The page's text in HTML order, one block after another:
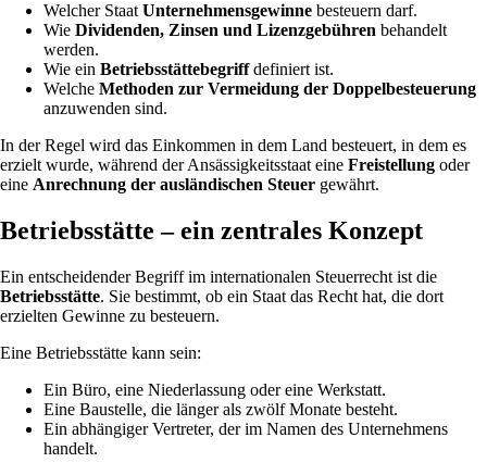
Welcher StaatUnternehmensgewinne besteuern darf.
Wie Dividenden, Zinsen und Lizenzgebühren behandelt
werden.
Wie ein Betriebsstättebegriffdefiniert ist.
Welche Methoden zur Vermeidung der Doppelbesteuerung
anzuwenden sind.
In der Regel wird das Einkommen in dem Land besteuert, in dem es
erzielt wurde, während der Ansässigkeitsstaat eine Freistellung oder
eine Anrechnung der ausländischen Steuer gewährt.
Betriebsstätte – ein zentrales Konzept
Ein entscheidender Begriff im internationalen Steuerrecht ist die
Betriebsstätte. Sie bestimmt, ob ein Staat das Recht hat, die dort
erzielten Gewinne zu besteuern.
Eine Betriebsstätte kann sein:
Ein Büro, eine Niederlassung oder eine Werkstatt.
Eine Baustelle, die länger als zwölf Monate besteht.
Ein abhängiger Vertreter, der im Namen des Unternehmens
handelt.